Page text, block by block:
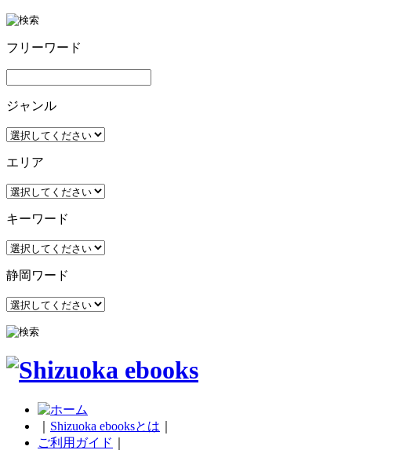
フリーワード
ジャンル
エリア
キーワード
静岡ワード
Shizuoka ebooksとは
ご利用ガイド